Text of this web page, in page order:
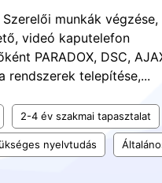
munkák végzése,
videó kaputelefon
PARADOX, DSC,
rendszerek telepítése,...
2-4 év szakmai tapasztalat
nyelvtudás